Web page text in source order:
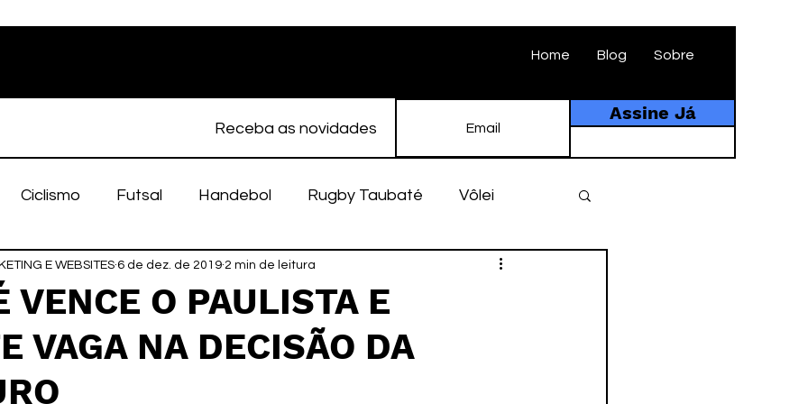
Home Blog Sobre
Receba as novidades
Assine Já
Ciclismo Futsal Handebol Rugby Taubaté Vôlei
Feminino Atletismo EC Taubaté História
Taubaté Fut7 Rugby Fut7 futebol amador
VENCE O PAULISTA E
VAGA NA DECISÃO DA
E WEBSITES 6 de dez. de 2019 2 min de leitura